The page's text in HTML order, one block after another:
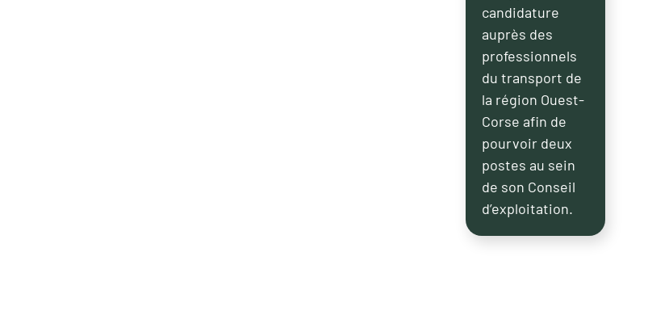
candidature
auprès des
professionnels
du transport de
la région Ouest-
Corse afin de
pourvoir deux
postes au sein
de son Conseil
d’exploitation.